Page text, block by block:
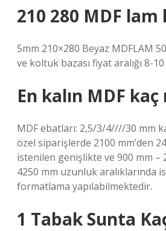
210 280 MDF lam
5mm 210×280 Beyaz MDFLAM
ve koltuk bazası fiyat aralığı 8-10
En kalın MDF
MDF ebatları: 2,5/3/4////30 mm
özel siparişlerde 2100 mm’den
istenilen genişlikte ve 900 mm –
4250 mm uzunluk aralıklarında
formatlama yapılabilmektedir.
1 Tabak Sunta